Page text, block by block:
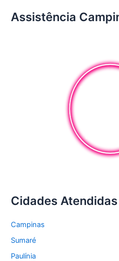
Assistência
Cidades Atendidas
Campinas
Sumaré
Paulínia